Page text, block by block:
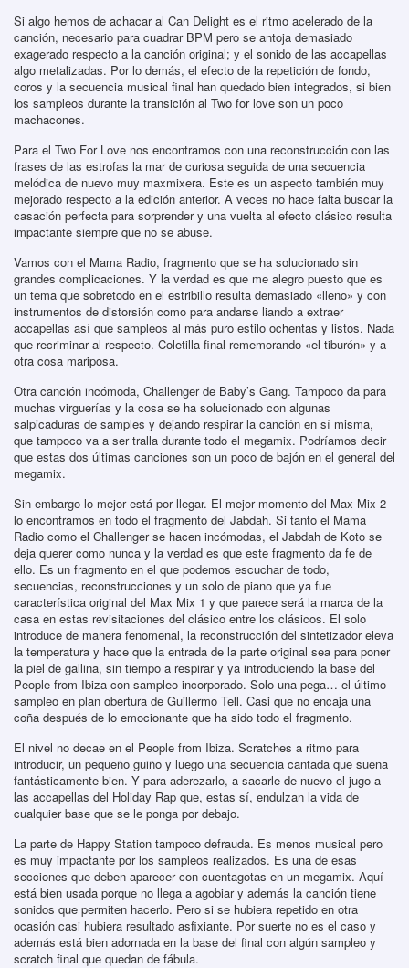
Si algo hemos de achacar al Can Delight es el ritmo acelerado de la
canción, necesario para cuadrar BPM pero se antoja demasiado
exagerado respecto a la canción original; y el sonido de las accapellas
algo metalizadas. Por lo demás, el efecto de la repetición de fondo,
coros y la secuencia musical final han quedado bien integrados, si bien
los sampleos durante la transición al Two for love son un poco
machacones.
Para el Two For Love nos encontramos con una reconstrucción con las
frases de las estrofas la mar de curiosa seguida de una secuencia
melódica de nuevo muy maxmixera. Este es un aspecto también muy
mejorado respecto a la edición anterior. A veces no hace falta buscar la
casación perfecta para sorprender y una vuelta al efecto clásico resulta
impactante siempre que no se abuse.
Vamos con el Mama Radio, fragmento que se ha solucionado sin
grandes complicaciones. Y la verdad es que me alegro puesto que es
un tema que sobretodo en el estribillo resulta demasiado «lleno» y con
instrumentos de distorsión como para andarse liando a extraer
accapellas así que sampleos al más puro estilo ochentas y listos. Nada
que recriminar al respecto. Coletilla final rememorando «el tiburón» y a
otra cosa mariposa.
Otra canción incómoda, Challenger de Baby’s Gang. Tampoco da para
muchas virguerías y la cosa se ha solucionado con algunas
salpicaduras de samples y dejando respirar la canción en sí misma,
que tampoco va a ser tralla durante todo el megamix. Podríamos decir
que estas dos últimas canciones son un poco de bajón en el general del
megamix.
Sin embargo lo mejor está por llegar. El mejor momento del Max Mix 2
lo encontramos en todo el fragmento del Jabdah. Si tanto el Mama
Radio como el Challenger se hacen incómodas, el Jabdah de Koto se
deja querer como nunca y la verdad es que este fragmento da fe de
ello. Es un fragmento en el que podemos escuchar de todo,
secuencias, reconstrucciones y un solo de piano que ya fue
característica original del Max Mix 1 y que parece será la marca de la
casa en estas revisitaciones del clásico entre los clásicos. El solo
introduce de manera fenomenal, la reconstrucción del sintetizador eleva
la temperatura y hace que la entrada de la parte original sea para poner
la piel de gallina, sin tiempo a respirar y ya introduciendo la base del
People from Ibiza con sampleo incorporado. Solo una pega… el último
sampleo en plan obertura de Guillermo Tell. Casi que no encaja una
coña después de lo emocionante que ha sido todo el fragmento.
El nivel no decae en el People from Ibiza. Scratches a ritmo para
introducir, un pequeño guiño y luego una secuencia cantada que suena
fantásticamente bien. Y para aderezarlo, a sacarle de nuevo el jugo a
las accapellas del Holiday Rap que, estas sí, endulzan la vida de
cualquier base que se le ponga por debajo.
La parte de Happy Station tampoco defrauda. Es menos musical pero
es muy impactante por los sampleos realizados. Es una de esas
secciones que deben aparecer con cuentagotas en un megamix. Aquí
está bien usada porque no llega a agobiar y además la canción tiene
sonidos que permiten hacerlo. Pero si se hubiera repetido en otra
ocasión casi hubiera resultado asfixiante. Por suerte no es el caso y
además está bien adornada en la base del final con algún sampleo y
scratch final que quedan de fábula.